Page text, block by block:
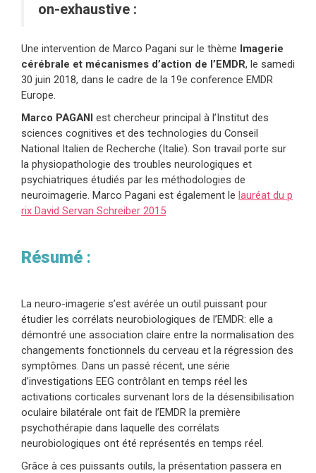
on-exhaustive :
Une intervention de Marco Pagani sur le thème Imagerie
cérébrale et mécanismes d’action de l’EMDR, le samedi
30 juin 2018, dans le cadre de la 19e conference EMDR
Europe.
Marco PAGANI est chercheur principal à l’Institut des
sciences cognitives et des technologies du Conseil
National Italien de Recherche (Italie). Son travail porte sur
la physiopathologie des troubles neurologiques et
psychiatriques étudiés par les méthodologies de
neuroimagerie. Marco Pagani est également le lauréat du p
rix David Servan Schreiber 2015
Résumé :
La neuro-imagerie s’est avérée un outil puissant pour
étudier les corrélats neurobiologiques de l’EMDR: elle a
démontré une association claire entre la normalisation des
changements fonctionnels du cerveau et la régression des
symptômes. Dans un passé récent, une série
d’investigations EEG contrôlant en temps réel les
activations corticales survenant lors de la désensibilisation
oculaire bilatérale ont fait de l’EMDR la première
psychothérapie dans laquelle des corrélats
neurobiologiques ont été représentés en temps réel.
Grâce à ces puissants outils, la présentation passera en